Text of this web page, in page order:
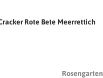
Rote Bete Meerrettich
Rosengarten